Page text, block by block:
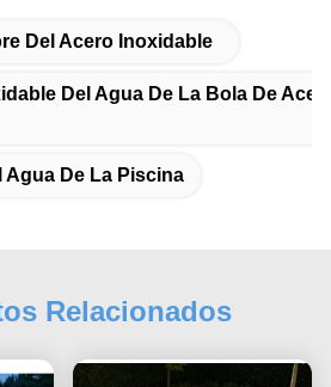
Del Acero Inoxidable
Del Agua De La Bola De
De La Piscina
Relacionados